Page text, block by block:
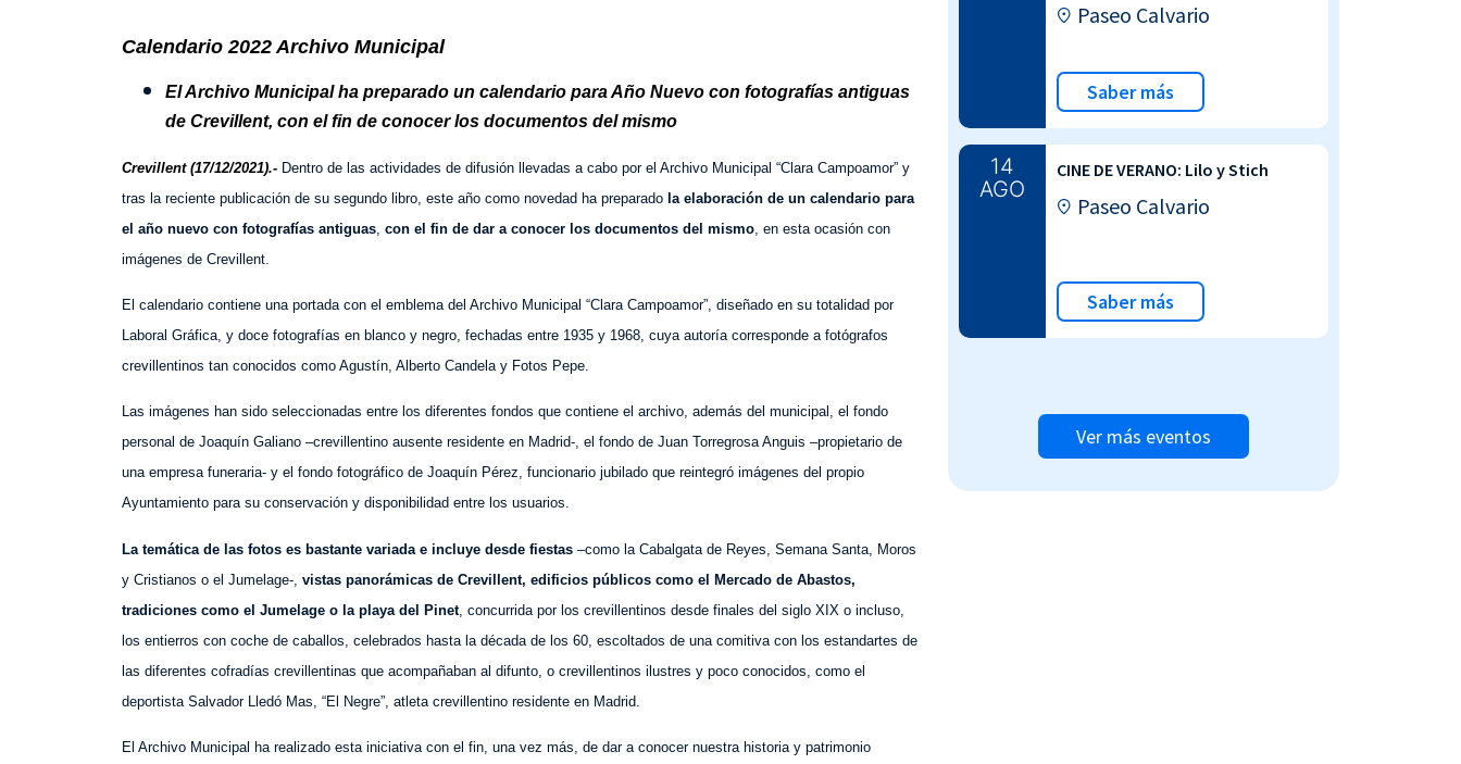
Calendario 2022 Archivo Municipal
El Archivo Municipal ha preparado un calendario para Año Nuevo con fotografías antiguas
de Crevillent, con el fin de conocerlos documentos del mismo
Crevillent (17/12/2021).- Dentro de las actividades de difusión llevadas a cabo por el Archivo Municipal “Clara Campoamor” y
tras la reciente publicación de su segundo libro, este año como novedad ha preparado la elaboración de un calendario para
el año nuevo con fotografías antiguas con el fin de dar a conocer los documentos del mismo , en esta ocasión con
imágenes de Crevillent.
El calendario contiene una portada con el emblema del Archivo Municipal “Clara Campoamor”, diseñado en su totalidad por
Laboral Gráfica, y doce fotografías en blanco y negro, fechadas entre 1935 y 1968, cuya autoría corresponde a fotógrafos
crevillentinos tan conocidos como Agustín, Alberto Candela y Fotos Pepe.
Las imágenes han sido seleccionadas entre los diferentes fondos que contiene el archivo, además del municipal, el fondo
personal de Joaquín Galiano –crevillentino ausente residente en Madrid-, el fondo de Juan Torregrosa Anguis –propietario de
una empresa funeraria- y el fondo fotográfico de Joaquín Pérez, funcionario jubilado que reintegró imágenes del propio
Ayuntamiento para su conservación y disponibilidad entre los usuarios.
La temática de las fotos es bastante variada e incluye desde fiestas –como la Cabalgata de Reyes, Semana Santa, Moros
y Cristianos o el Jumelage-, vistas panorámicas de Crevillent, edificios públicos como el Mercado de Abastos,
tradiciones como el Jumelage o la playa del Pinet, concurrida por los crevillentinos desde finales del siglo XIX o incluso,
los entierros con coche de caballos, celebrados hasta la década de los 60, escoltados de una comitiva con los estandartes de
las diferentes cofradías crevillentinas que acompañaban al difunto, o crevillentinos ilustres y poco conocidos, como el
deportista Salvador Lledó Mas, “El Negre”, atleta crevillentino residente en Madrid.
El Archivo Municipal ha realizado esta iniciativa con el fin, una vez más, de dar a conocer nuestra historia y patrimonio
Paseo Calvario
Saber más
14
AGO
CINE DE VERANO: Lilo y Stich
Paseo Calvario
Saber más
Ver más eventos